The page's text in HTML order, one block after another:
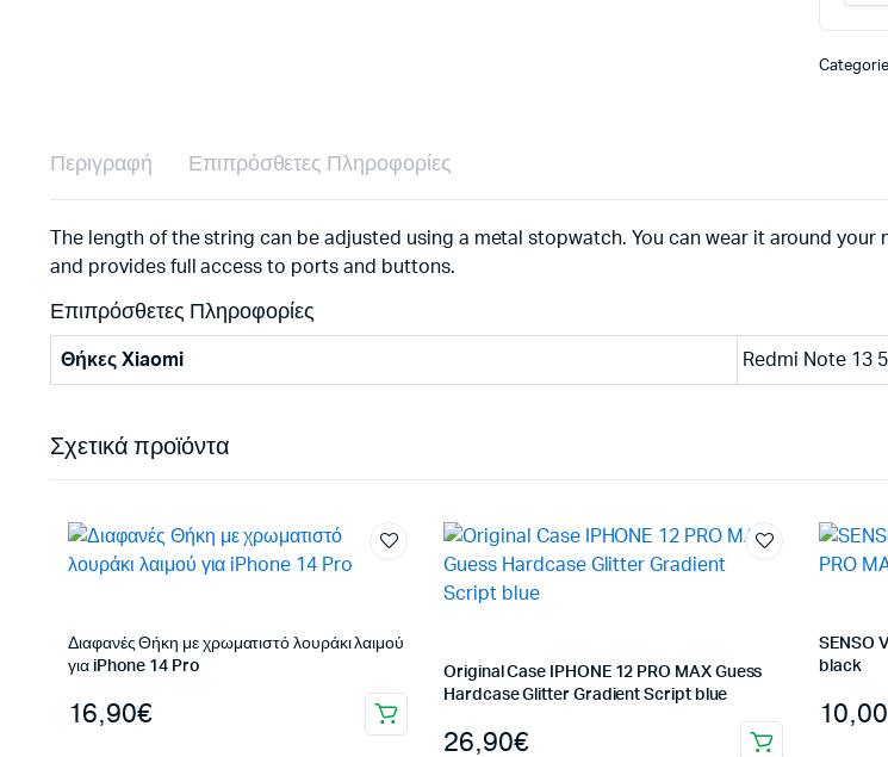
Περιγραφή Επιπρόσθετες Πληροφορίες
The length of the string can be adjusted using a metal stopwatch. You can wear it around
and provides full access to ports and buttons.
Επιπρόσθετες Πληροφορίες
Θήκες Xiaomi Redmi Note 13
Σχετικά προϊόντα
Διαφανές Θήκη με χρωματιστό λουράκι λαιμού
για iPhone 14 Pro
16,90€
Original Case IPHONE 12 PRO MAX Guess
Hardcase Glitter Gradient Script blue
26,90€
SENSO
black
10,00